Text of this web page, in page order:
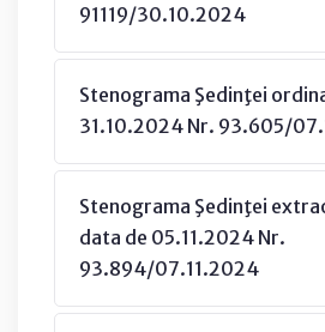
91119/30.10.2024
Stenograma Şedinţei
31.10.2024 Nr. 93.605/
Stenograma Şedinţei
data de 05.11.2024 Nr.
93.894/07.11.2024